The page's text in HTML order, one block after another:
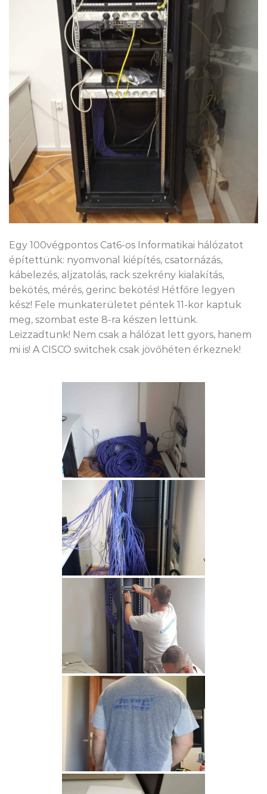
Egy 100végpontos Cat6-os Informatikai hálózatot
építettünk: nyomvonal kiépítés, csatornázás,
kábelezés, aljzatolás, rack szekrény kialakítás,
bekötés, mérés, gerinc bekötés! Hétfőre legyen
kész! Fele munkaterületet péntek 11-kor kaptuk
meg, szombat este 8-ra készen lettünk.
Leizzadtunk! Nem csak a hálózat lett gyors, hanem
mi is! A CISCO switchek csak jövőhéten érkeznek!